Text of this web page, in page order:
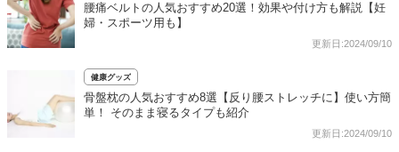
腰痛ベルトの人気おすすめ20選！効果や付け方も解説【妊
婦・スポーツ用も】
更新日:2024/09/10
健康グッズ
骨盤枕の人気おすすめ8選【反り腰ストレッチに】使い方簡
単！ そのまま寝るタイプも紹介
更新日:2024/09/10